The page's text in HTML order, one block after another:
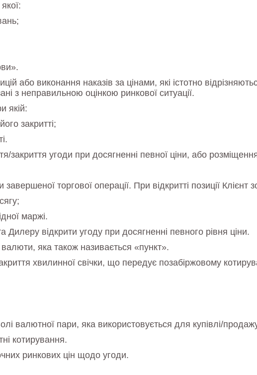
або виконання наказів за цінами, які істотно
з неправильною оцінкою ринкової ситуації.
якій:
закритті;
закриття угоди при досягненні певної ціни, або
торгової операції. При відкритті позиції Клієнт
маржі.
відкрити угоду при досягненні певного рівня ціни.
яка також називається «пункт».
хвилинної свічки, що передує позабіржовому
валютної пари, яка використовується для купівлі/
котирування.
ринкових цін щодо угоди.